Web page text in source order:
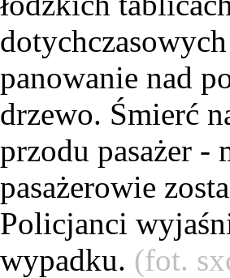
panowanie nad
drzewo. Śmierć
przodu pasażer -
pasażerowie
Policjanci
wypadku. (fot.